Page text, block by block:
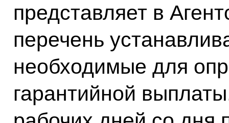
представляет в
перечень
необходимые для
гарантийной